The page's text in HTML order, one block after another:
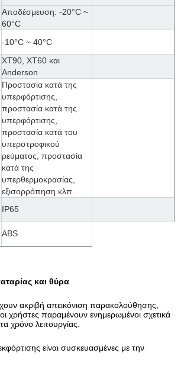
Αποδέσμευση: -20°C ~
60°C
-10°C ~ 40°C
XT90, XT60 και
Anderson
Προστασία κατά της
υπερφόρτισης,
προστασία κατά της
υπερφόρτισης,
προστασία κατά του
υπερστροφικού
ρεύματος, προστασία
κατά της
υπερθερμοκρασίας,
εξισορρόπηση κλπ.
IP65
ABS
και θύρα
ακριβή απεικόνιση παρακολούθησης,
οι χρήστες παραμένουν ενημερωμένοι σχετικά
χρόνο λειτουργίας.
είναι συσκευασμένες με την